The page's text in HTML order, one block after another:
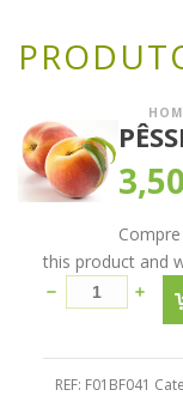
3,50
this product and
REF: F01BF041